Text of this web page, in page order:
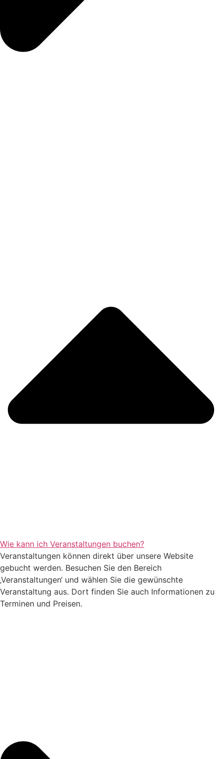
Wie kann ich Veranstaltungen buchen?
Veranstaltungen können direkt über unsere Website
gebucht werden. Besuchen Sie den Bereich
‚Veranstaltungen‘ und wählen Sie die gewünschte
Veranstaltung aus. Dort finden Sie auch Informationen zu
Terminen und Preisen.